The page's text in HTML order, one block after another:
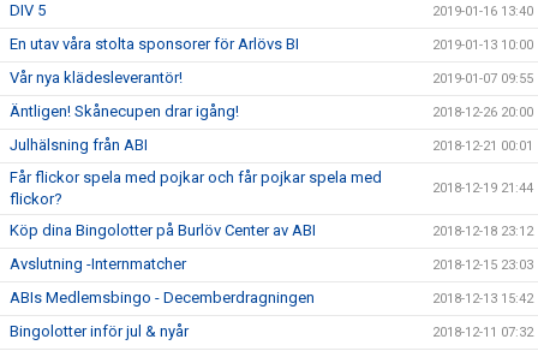
DIV 5 2019-01-16 13:40
En utav våra stolta sponsorer för Arlövs BI 2019-01-13 10:00
Vår nya klädesleverantör! 2019-01-07 09:55
Äntligen! Skånecupen drar igång! 2018-12-26 20:00
Julhälsning från ABI 2018-12-21 00:01
Får flickor spela med pojkar och får pojkar spela med
flickor?
2018-12-19 21:44
Köp dina Bingolotter på Burlöv Center av ABI 2018-12-18 23:12
Avslutning -Internmatcher 2018-12-15 23:03
ABIs Medlemsbingo - Decemberdragningen 2018-12-13 15:42
Bingolotter inför jul & nyår 2018-12-11 07:32